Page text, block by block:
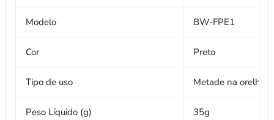
Modelo BW-FPE1
Cor Preto
Tipo de uso Metade na orelha
Peso Líquido (g) 35g